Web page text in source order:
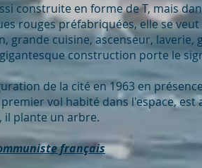
construite en forme de T, mais
rouges préfabriquées, elle se
grande cuisine, ascenseur, laverie,
construction porte le
de la cité en 1963 en
vol habité dans l'espace, est
il plante un arbre.
français